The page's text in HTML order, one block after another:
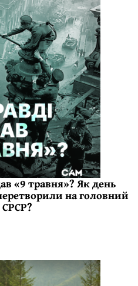
«9 травня»? Як день
на головний